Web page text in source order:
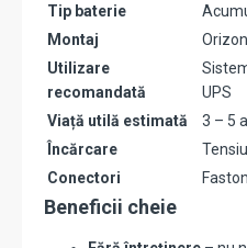
Tip baterie
Montaj
Utilizare
recomandată
UPS
Viață utilă estimată
3 – 5
Încărcare
Conectori
Beneficii cheie